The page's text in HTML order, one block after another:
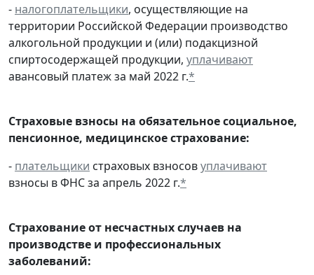
- налогоплательщики, осуществляющие на
территории Российской Федерации производство
алкогольной продукции и (или) подакцизной
спиртосодержащей продукции, уплачивают
авансовый платеж за май 2022 г.*
Страховые взносы на обязательное социальное,
пенсионное, медицинское страхование:
- плательщики страховых взносовуплачивают
взносы в ФНС за апрель 2022 г.*
Страхование от несчастных случаев на
производстве и профессиональных
заболеваний: